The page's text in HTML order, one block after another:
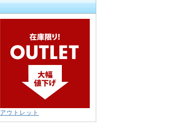
アウトレット